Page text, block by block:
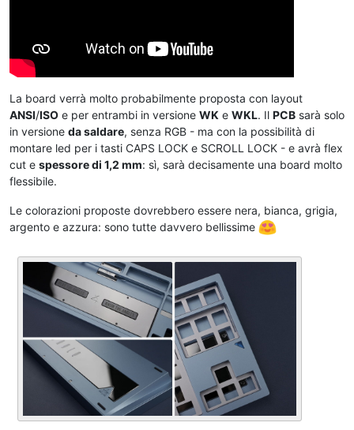
La board verrà molto probabilmente proposta con layout
ANSI/ISO e per entrambi in versione WK e WKL. Il PCB sarà solo
in versione da saldare, senza RGB - ma con la possibilità di
montare led per i tasti CAPS LOCK e SCROLL LOCK - e avrà flex
cut e spessore di 1,2 mm: sì, sarà decisamente una board molto
flessibile.
Le colorazioni proposte dovrebbero essere nera, bianca, grigia,
argento e azzura: sono tutte davvero bellissime